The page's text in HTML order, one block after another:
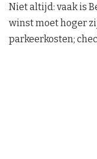
Niet altijd: vaak is
winst moet hoger
parkeerkosten;